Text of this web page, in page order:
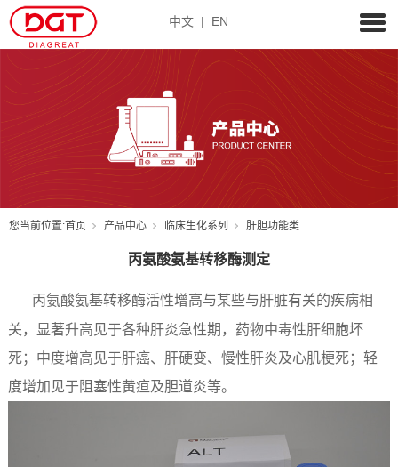
中文 | EN
您当前位置:首页 产品中心 临床生化系列 肝胆功能类
丙氨酸氨基转移酶测定
丙氨酸氨基转移酶活性增高与某些与肝脏有关的疾病相
关，显著升高见于各种肝炎急性期，药物中毒性肝细胞坏
死；中度增高见于肝癌、肝硬变、慢性肝炎及心肌梗死；轻
度增加见于阻塞性黄疸及胆道炎等。